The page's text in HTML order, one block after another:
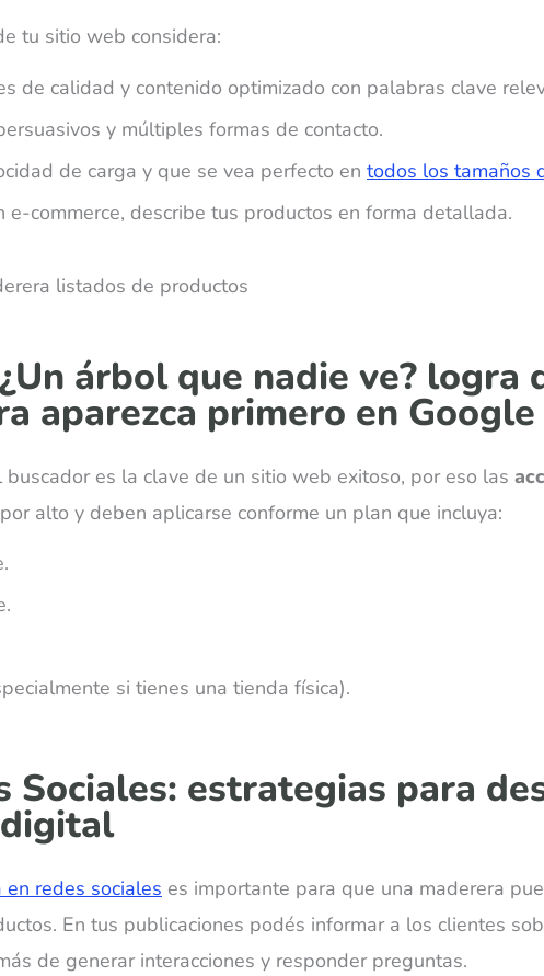
tu sitio web considera:
de calidad y contenido optimizado con palabras clave
y múltiples formas de contacto.
de carga y que se vea perfecto en todos los tamaños
e-commerce, describe tus productos en forma detallada.
árbol que nadie ve? logra
aparezca primero en Google
buscador es la clave de un sitio web exitoso, por eso las
alto y deben aplicarse conforme un plan que incluya:
si tienes una tienda física).
Sociales: estrategias para
en redes sociales es importante para que una maderera
En tus publicaciones podés informara los clientes
de generar interacciones y responder preguntas.